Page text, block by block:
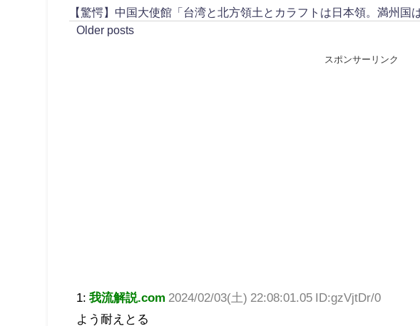
【驚愕】中国大使館「台湾と北方領土とカラフトは日本領。満州国
Older posts
スポンサーリンク
1:我流解説.com 2024/02/03(土) 22:08:01.05 ID:gzVjtDr/0
よう耐えとる